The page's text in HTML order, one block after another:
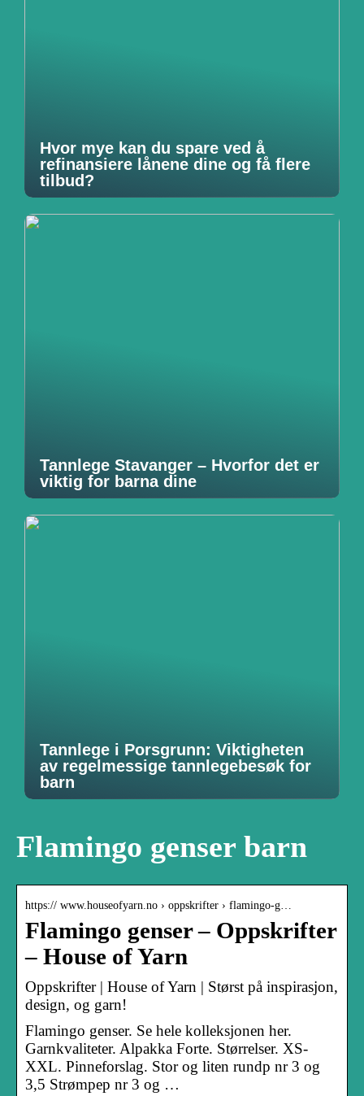
Hvor mye kan du spare ved å
refinansiere lånene dine og få flere
tilbud?
Tannlege Stavanger – Hvorfor det er
viktig for barna dine
Tannlege i Porsgrunn: Viktigheten
av regelmessige tannlegebesøk for
barn
Flamingo genser barn
https:// www.houseofyarn.no › oppskrifter › flamingo-g…
Flamingo genser – Oppskrifter
– House of Yarn
Oppskrifter | House of Yarn | Størst på inspirasjon,
design, og garn!
Flamingo genser. Se hele kolleksjonen her.
Garnkvaliteter. Alpakka Forte. Størrelser. XS-
XXL. Pinneforslag. Stor og liten rundp nr 3 og
3,5 Strømpep nr 3 og …